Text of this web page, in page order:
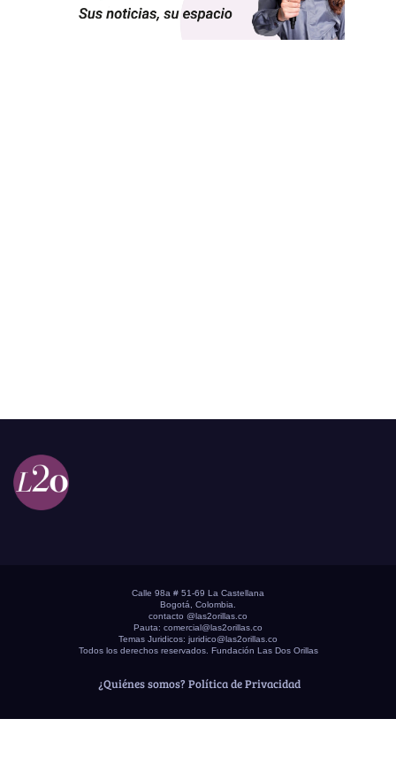
Calle 98a # 51-69 La Castellana
Bogotá, Colombia.
contacto @las2orillas.co
Pauta: comercial@las2orillas.co
Temas Juridicos: juridico@las2orillas.co
Todos los derechos reservados. Fundación Las Dos Orillas
¿Quiénes somos? Política de Privacidad